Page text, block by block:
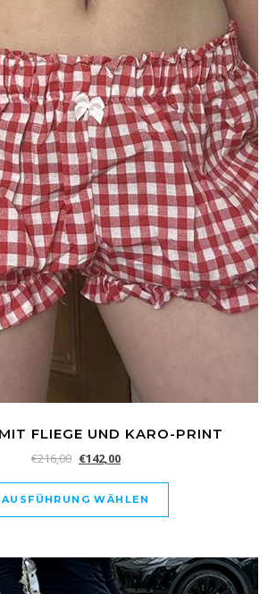
FLIEGE UND KARO-PRINT
€216,00 €142,00
AUSFÜHRUNG WÄHLEN